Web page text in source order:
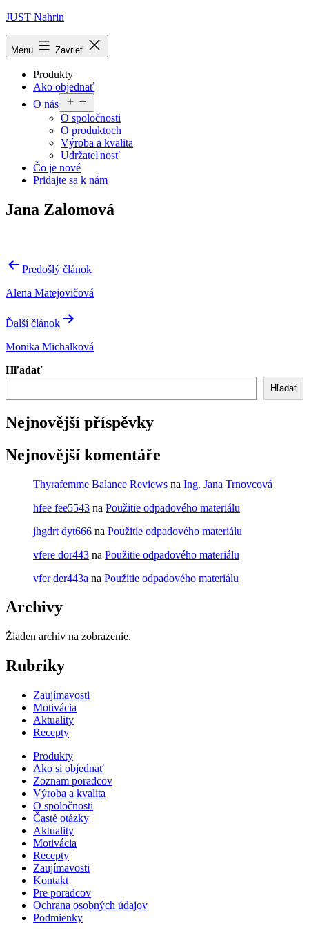
Prejsť
JUST Nahrin
Menu Zavrieť
Produkty
Ako objednať
O nás
menu
O spoločnosti
O produktoch
Výroba a kvalita
Udržateľnosť
Čo je nové
Pridajte sa k nám
Jana Zalomová
Navigácia
článku
Predošlý článok
Alena Matejovičová
Ďalší článok
Monika Michalková
Hľadať
Hľadať
Nejnovější příspěvky
Nejnovější komentáře
Thyrafemme Balance Reviews na Ing. Jana Trnovcová
hfee fee5543 na Použitie odpadového materiálu
jhgdrt dyt666 na Použitie odpadového materiálu
vfere dor443 na Použitie odpadového materiálu
vfer der443a na Použitie odpadového materiálu
Archivy
Žiaden archív na zobrazenie.
Rubriky
Zaujímavosti
Motivácia
Aktuality
Recepty
Produkty
Ako si objednať
Zoznam poradcov
Výroba a kvalita
O spoločnosti
Časté otázky
Aktuality
Motivácia
Recepty
Zaujímavosti
Kontakt
Pre poradcov
Ochrana osobných údajov
Podmienky